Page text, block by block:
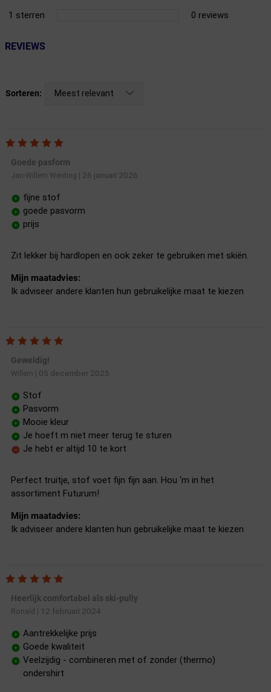
1 sterren 0 reviews
REVIEWS
Sorteren: Meest relevant
Goede pasform
Jan-Willem Wenting 26 januari 2026
fijne stof
goede pasvorm
prijs
Zit lekker bij hardlopen en ook zeker te gebruiken met skiën.
Mijn maatadvies:
Ik adviseer andere klanten hun gebruikelijke maat te kiezen
Geweldig!
Willem 05 december 2025
Stof
Pasvorm
Mooie kleur
Je hoeft m niet meer terug te sturen
Je hebt er altijd 10 te kort
Perfect truitje, stof voet fijn fijn aan. Hou ‘m in het
assortiment Futurum!
Mijn maatadvies:
Ik adviseer andere klanten hun gebruikelijke maat te kiezen
Heerlijk comfortabel als ski-pully
Ronald 12 februari 2024
Aantrekkelijke prijs
Goede kwaliteit
Veelzijdig - combineren met of zonder (thermo)
ondershirt